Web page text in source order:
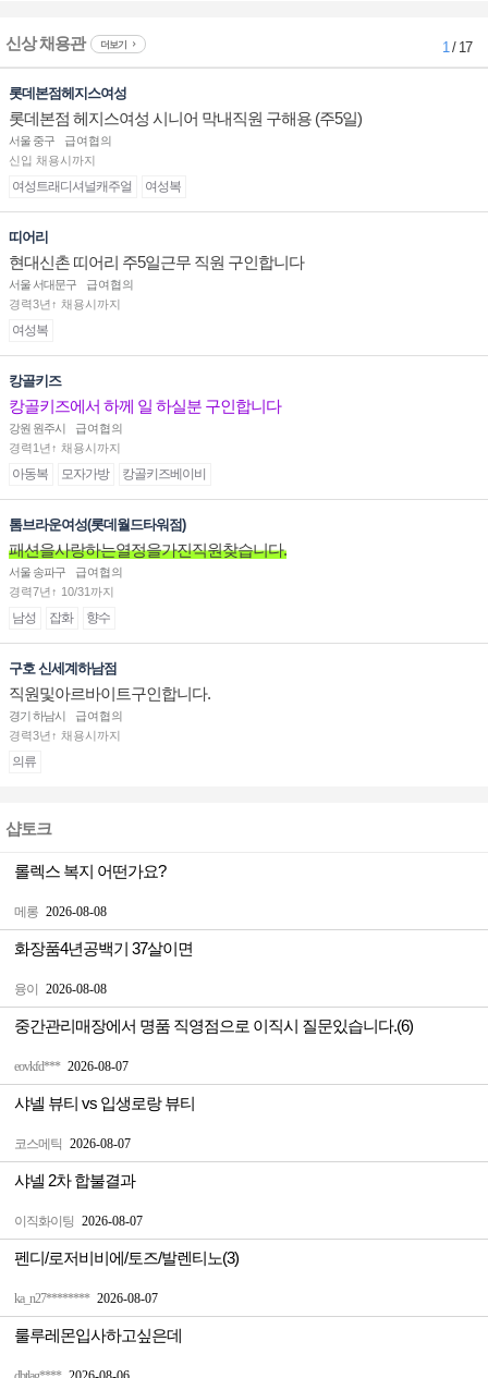
신상 채용관 더보기 1/ 17
롯데본점헤지스여성
롯데본점 헤지스여성 시니어 막내직원 구해용 (주5일)
서울 중구
급여협의
신입 채용시까지
여성트래디셔널캐주얼 여성복
띠어리
현대신촌 띠어리 주5일근무 직원 구인합니다
서울 서대문구
급여협의
경력3년↑ 채용시까지
여성복
캉골키즈
캉골키즈에서 하께 일 하실분 구인합니다
강원 원주시
급여협의
경력1년↑ 채용시까지
아동복 모자가방 캉골키즈베이비
톰브라운여성(롯데월드타워점)
패션을사랑하는열정을가진직원찾습니다.
서울 송파구
급여협의
경력7년↑ 10/31까지
남성 잡화 향수
구호 신세계하남점
직원및아르바이트구인합니다.
경기 하남시
급여협의
경력3년↑ 채용시까지
의류
샵토크
메롱 2026-08-08
롤렉스 복지 어떤가요?
융이 2026-08-08
화장품4년공백기 37살이면
eovkfd*** 2026-08-07
중간관리매장에서 명품 직영점으로 이직시 질문있습니다.(6)
코스메틱 2026-08-07
샤넬 뷰티 vs 입생로랑 뷰티
이직화이팅 2026-08-07
샤넬 2차 합불결과
ka_n27******** 2026-08-07
펜디/로저비비에/토즈/발렌티노(3)
룰루레몬입사하고싶은데